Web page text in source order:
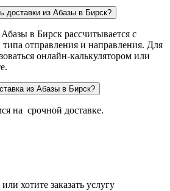
доставки из Абазы в Бирск?
в Бирск рассчитывается с
типа отправления и направления. Для
онлайн-калькулятором или
из Абазы в Бирск?
на срочной доставке.
хотите заказать услугу